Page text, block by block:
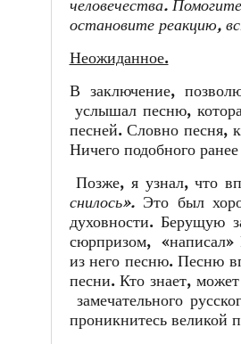
человечества.
остановите реакцию,
Неожиданное.
В заключение,
услышал песню,
песней. Словно песня,
Ничего подобного
Позже, я узнал, что
снилось».Это был
духовности. Берущую
сюрпризом, «написал»
из него песню. Песню
песни. Кто знает,
замечательного
проникнитесь великой